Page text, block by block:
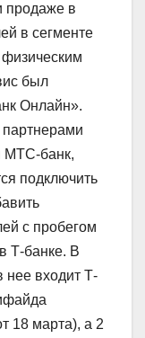
продаже в
в сегменте
был
Онлайн».
МТС-банк,
подключить
с пробегом
Т-банке. В
нее входит Т-
18 марта), а 2